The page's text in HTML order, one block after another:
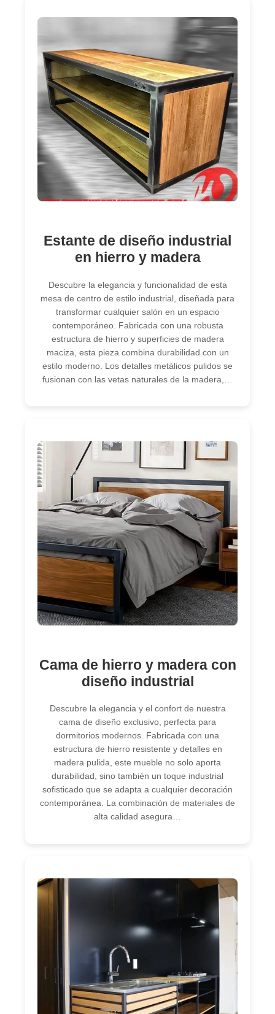
Estante de diseño industrial
en hierro y madera
Descubre la elegancia y funcionalidad de esta
mesa de centro de estilo industrial, diseñada para
transformar cualquier salón en un espacio
contemporáneo. Fabricada con una robusta
estructura de hierro y superficies de madera
maciza, esta pieza combina durabilidad con un
estilo moderno. Los detalles metálicos pulidos se
fusionan con las vetas naturales de la madera,…
Cama de hierro y madera con
diseño industrial
Descubre la elegancia y el confort de nuestra
cama de diseño exclusivo, perfecta para
dormitorios modernos. Fabricada con una
estructura de hierro resistente y detalles en
madera pulida, este mueble no solo aporta
durabilidad, sino también un toque industrial
sofisticado que se adapta a cualquier decoración
contemporánea. La combinación de materiales de
alta calidad asegura…